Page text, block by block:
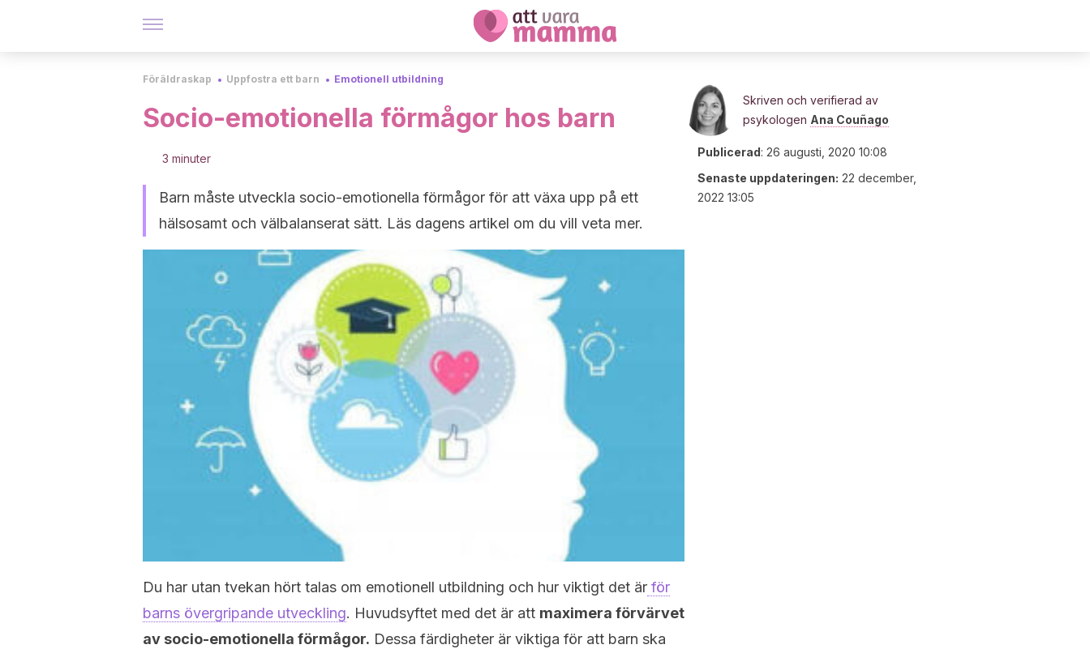
Föräldraskap Uppfostra ett barn Emotionell utbildning
Socio-emotionella förmågor hos barn
3 minuter
Barn måste utveckla socio-emotionella förmågor för att växa upp på ett
hälsosamt och välbalanserat sätt. Läs dagens artikel om du vill veta mer.
Du har utan tvekan hört talas om emotionell utbildning och hur viktigt det är för
barns övergripande utveckling. Huvudsyftet med det är att maximera förvärvet
av socio-emotionella förmågor. Dessa färdigheter är viktiga för att barn ska
Skriven och verifierad av
psykologen Ana Couñago
Publicerad: 26 augusti, 2020 10:08
Senaste uppdateringen: 22 december,
2022 13:05